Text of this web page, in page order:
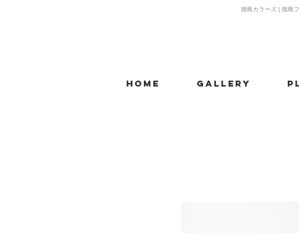
徳島カラーズ | 徳島
Home Gallery